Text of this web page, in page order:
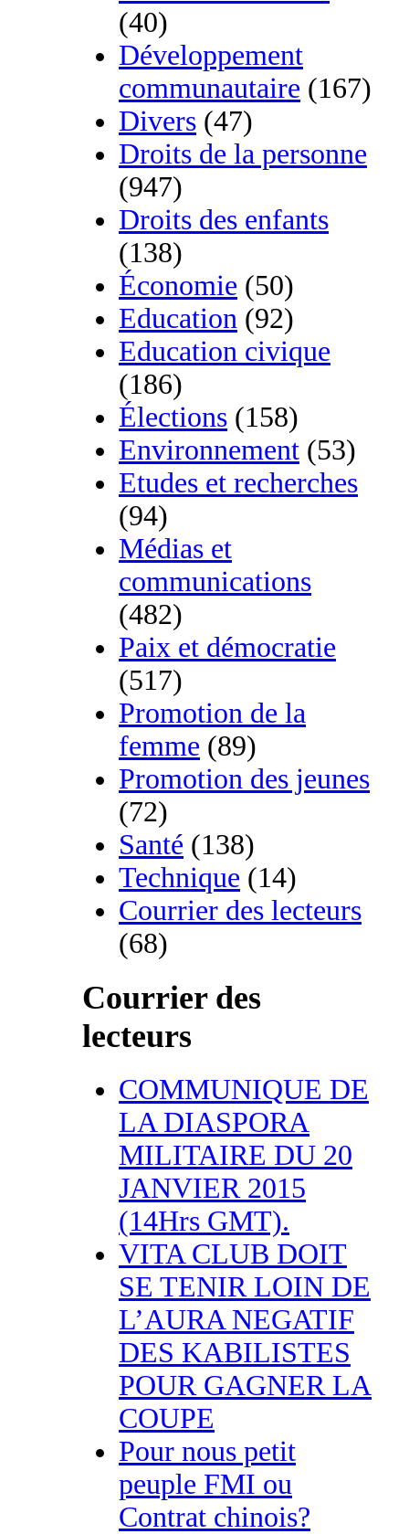
(40)
Développement
communautaire (167)
Divers (47)
Droits de la personne
(947)
Droits des enfants
(138)
Économie (50)
Education (92)
Education civique
(186)
Élections (158)
Environnement (53)
Etudes et recherches
(94)
Médias et
communications
(482)
Paix et démocratie
(517)
Promotion de la
femme (89)
Promotion des jeunes
(72)
Santé (138)
Technique (14)
Courrier des lecteurs
(68)
Courrier des
lecteurs
COMMUNIQUE DE
LA DIASPORA
MILITAIRE DU 20
JANVIER 2015
(14Hrs GMT).
VITA CLUB DOIT
SE TENIR LOIN DE
L’AURA NEGATIF
DES KABILISTES
POUR GAGNER LA
COUPE
Pour nous petit
peuple FMI ou
Contrat chinois?